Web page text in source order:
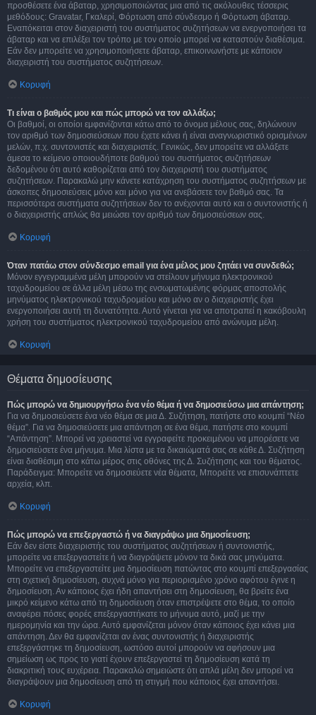
προσθέσετε ένα άβαταρ, χρησιμοποιώντας μια από τις ακόλουθες τέσσερις
μεθόδους: Gravatar, Γκαλερί, Φόρτωση από σύνδεσμο ή Φόρτωση άβαταρ.
Εναπόκειται στον διαχειριστή του συστήματος συζητήσεων να ενεργοποιήσει τα
άβαταρ και να επιλέξει τον τρόπο με τον οποίο μπορεί να καταστούν διαθέσιμα.
Εάν δεν μπορείτε να χρησιμοποιήσετε άβαταρ, επικοινωνήστε με κάποιον
διαχειριστή του συστήματος συζητήσεων.
Κορυφή
Τι είναι ο βαθμός μου και πώς μπορώ να τον αλλάξω;
Οι βαθμοί, οι οποίοι εμφανίζονται κάτω από το όνομα μέλους σας, δηλώνουν
τον αριθμό των δημοσιεύσεων που έχετε κάνει ή είναι αναγνωριστικό ορισμένων
μελών, π.χ. συντονιστές και διαχειριστές. Γενικώς, δεν μπορείτε να αλλάξετε
άμεσα το κείμενο οποιουδήποτε βαθμού του συστήματος συζητήσεων
δεδομένου ότι αυτό καθορίζεται από τον διαχειριστή του συστήματος
συζητήσεων. Παρακαλώ μην κάνετε κατάχρηση του συστήματος συζητήσεων με
άσκοπες δημοσιεύσεις μόνο και μόνο για να ανεβάσετε τον βαθμό σας. Τα
περισσότερα συστήματα συζητήσεων δεν το ανέχονται αυτό και ο συντονιστής ή
ο διαχειριστής απλώς θα μειώσει τον αριθμό των δημοσιεύσεων σας.
Κορυφή
Όταν πατάω στον σύνδεσμο email για ένα μέλος μου ζητάει να συνδεθώ;
Μόνον εγγεγραμμένα μέλη μπορούν να στείλουν μήνυμα ηλεκτρονικού
ταχυδρομείου σε άλλα μέλη μέσω της ενσωματωμένης φόρμας αποστολής
μηνύματος ηλεκτρονικού ταχυδρομείου και μόνο αν ο διαχειριστής έχει
ενεργοποιήσει αυτή τη δυνατότητα. Αυτό γίνεται για να αποτραπεί η κακόβουλη
χρήση του συστήματος ηλεκτρονικού ταχυδρομείου από ανώνυμα μέλη.
Κορυφή
Θέματα δημοσίευσης
Πώς μπορώ να δημιουργήσω ένα νέο θέμα ή να δημοσιεύσω μια απάντηση;
Για να δημοσιεύσετε ένα νέο θέμα σε μια Δ. Συζήτηση, πατήστε στο κουμπί “Νέο
θέμα”. Για να δημοσιεύσετε μια απάντηση σε ένα θέμα, πατήστε στο κουμπί
“Απάντηση”. Μπορεί να χρειαστεί να εγγραφείτε προκειμένου να μπορέσετε να
δημοσιεύσετε ένα μήνυμα. Μια λίστα με τα δικαιώματά σας σε κάθε Δ. Συζήτηση
είναι διαθέσιμη στο κάτω μέρος στις οθόνες της Δ. Συζήτησης και του θέματος.
Παράδειγμα: Μπορείτε να δημοσιεύετε νέα θέματα, Μπορείτε να επισυνάπτετε
αρχεία, κλπ.
Κορυφή
Πώς μπορώ να επεξεργαστώ ή να διαγράψω μια δημοσίευση;
Εάν δεν είστε διαχειριστής του συστήματος συζητήσεων ή συντονιστής,
μπορείτε να επεξεργαστείτε ή να διαγράψετε μόνον τα δικά σας μηνύματα.
Μπορείτε να επεξεργαστείτε μια δημοσίευση πατώντας στο κουμπί επεξεργασίας
στη σχετική δημοσίευση, συχνά μόνο για περιορισμένο χρόνο αφότου έγινε η
δημοσίευση. Αν κάποιος έχει ήδη απαντήσει στη δημοσίευση, θα βρείτε ένα
μικρό κείμενο κάτω από τη δημοσίευση όταν επιστρέψετε στο θέμα, το οποίο
αναφέρει πόσες φορές επεξεργαστήκατε το μήνυμα αυτό, μαζί με την
ημερομηνία και την ώρα. Αυτό εμφανίζεται μόνον όταν κάποιος έχει κάνει μια
απάντηση. Δεν θα εμφανίζεται αν ένας συντονιστής ή διαχειριστής
επεξεργάστηκε τη δημοσίευση, ωστόσο αυτοί μπορούν να αφήσουν μια
σημείωση ως προς το γιατί έχουν επεξεργαστεί τη δημοσίευση κατά τη
διακριτική τους ευχέρεια. Παρακαλώ σημειώστε ότι απλά μέλη δεν μπορεί να
διαγράψουν μια δημοσίευση από τη στιγμή που κάποιος έχει απαντήσει.
Κορυφή